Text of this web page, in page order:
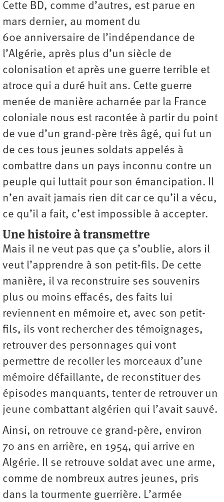
Cette BD, comme d’autres, est parue en
mars dernier, au moment du
60e anniversaire de l’indépendance de
l’Algérie, après plus d’un siècle de
colonisation et après une guerre terrible et
atroce qui a duré huit ans. Cette guerre
menée de manière acharnée par la France
coloniale nous est racontée à partir du point
de vue d’un grand-père très âgé, qui fut un
de ces tous jeunes soldats appelés à
combattre dans un pays inconnu contre un
peuple qui luttait pour son émancipation. Il
n’en avait jamais rien dit car ce qu’il a vécu,
ce qu’il a fait, c’est impossible à accepter.
Une histoire à transmettre
Mais il ne veut pas que ça s’oublie, alors il
veut l’apprendre à son petit-fils. De cette
manière, il va reconstruire ses souvenirs
plus ou moins effacés, des faits lui
reviennent en mémoire et, avec son petit-
fils, ils vont rechercher des témoignages,
retrouver des personnages qui vont
permettre de recoller les morceaux d’une
mémoire défaillante, de reconstituer des
épisodes manquants, tenter de retrouver un
jeune combattant algérien qui l’avait sauvé.
Ainsi, on retrouve ce grand-père, environ
70 ans en arrière, en 1954, qui arrive en
Algérie. Il se retrouve soldat avec une arme,
comme de nombreux autres jeunes, pris
dans la tourmente guerrière. L’armée